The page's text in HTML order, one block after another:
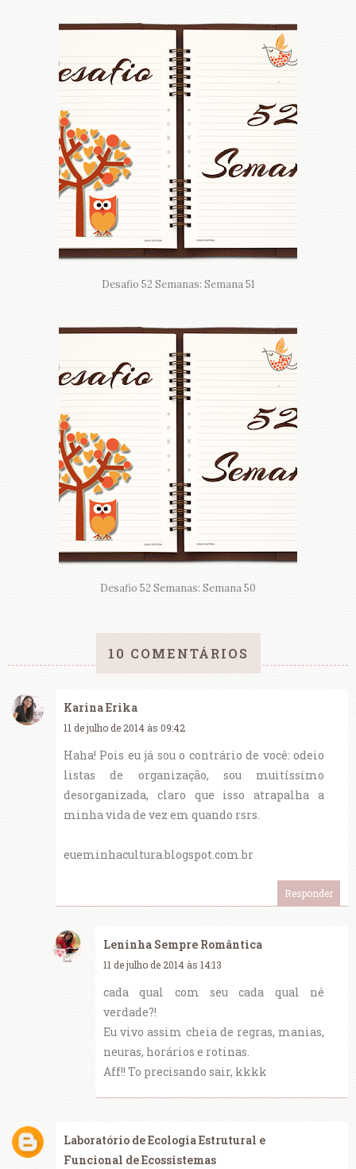
Desafio 52 Semanas: Semana 51
Desafio 52 Semanas: Semana 50
10 COMENTÁRIOS
Karina Erika
11 de julho de 2014 às 09:42
Haha! Pois eu já sou o contrário de você: odeio
listas de organização, sou muitíssimo
desorganizada, claro que isso atrapalha a
minha vida de vez em quando rsrs.
eueminhacultura.blogspot.com.br
Responder
Leninha Sempre Romântica
11 de julho de 2014 às 14:13
cada qual com seu cada qual né
verdade?!
Eu vivo assim cheia de regras, manias,
neuras, horários e rotinas.
Aff!! To precisando sair, kkkk
Laboratório de Ecologia Estrutural e
Funcional de Ecossistemas